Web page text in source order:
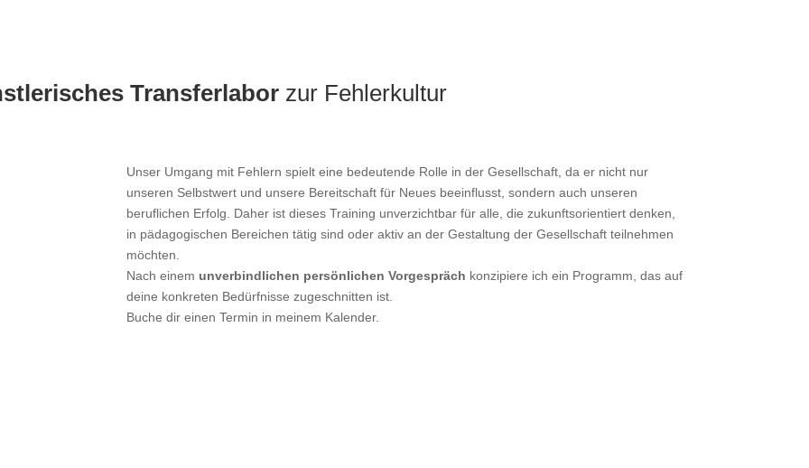
Transferlabor zur Fehlerkultur
Unser Umgang mit Fehlern spielt eine bedeutende Rolle in der Gesellschaft, da er nicht nur
unseren Selbstwert und unsere Bereitschaft für Neues beeinflusst, sondern auch unseren
beruflichen Erfolg. Daher ist dieses Training unverzichtbar für alle, die zukunftsorientiert denken,
in pädagogischen Bereichen tätig sind oder aktiv an der Gestaltung der Gesellschaft teilnehmen
möchten.
Nach einem unverbindlichen persönlichen Vorgespräch konzipiere ich ein Programm, das auf
deine konkreten Bedürfnisse zugeschnitten ist.
Buche dir einen Termin in meinem Kalender.